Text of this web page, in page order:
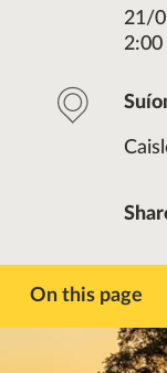
21/
2:00
On this page
Réamhrá